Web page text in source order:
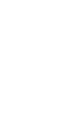
全なユーザーです
させた実績があります
実績があります
りません